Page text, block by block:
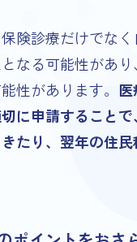
険診療だけでな
なる可能性があ
性があります。
に申請すること
たり、翌年の住